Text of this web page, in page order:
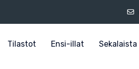
Tilastot Ensi-illat Sekalaista